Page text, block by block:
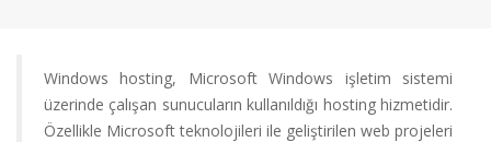
Müşteri
Kaydı
Windows hosting, Microsoft Windows işletim sistemi
üzerinde çalışan sunucuların kullanıldığı hosting hizmetidir.
Özellikle Microsoft teknolojileri ile geliştirilen web projeleri